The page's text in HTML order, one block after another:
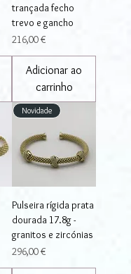
trançada fecho
trevo e gancho
Preço
216,00 €
Adicionar ao
carrinho
Novidade
Pulseira rígida prata
dourada 17.8g -
granitos e zircónias
Preço
296,00 €